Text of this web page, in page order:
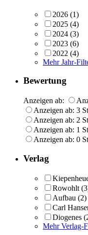
2026 (1)
2025 (4)
2024 (3)
2023 (6)
2022 (4)
Mehr Jahr-
Bewertung
Anzeigen ab:
Anzeigen ab: 3
Anzeigen ab: 2
Anzeigen ab: 1
Anzeigen ab: 0
Verlag
Rowohlt
Aufbau (2)
Carl
Diogenes
Mehr Verlag-